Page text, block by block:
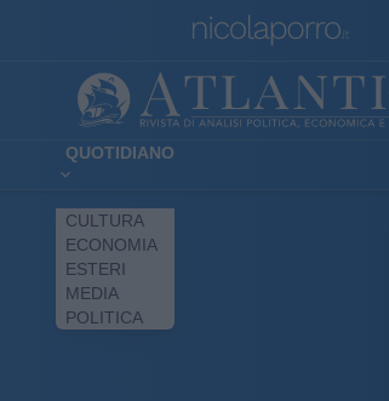
QUOTIDIANO
CULTURA
ECONOMIA
ESTERI
MEDIA
POLITICA